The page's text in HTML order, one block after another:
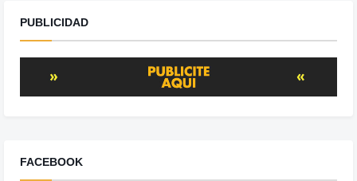
PUBLICIDAD
FACEBOOK